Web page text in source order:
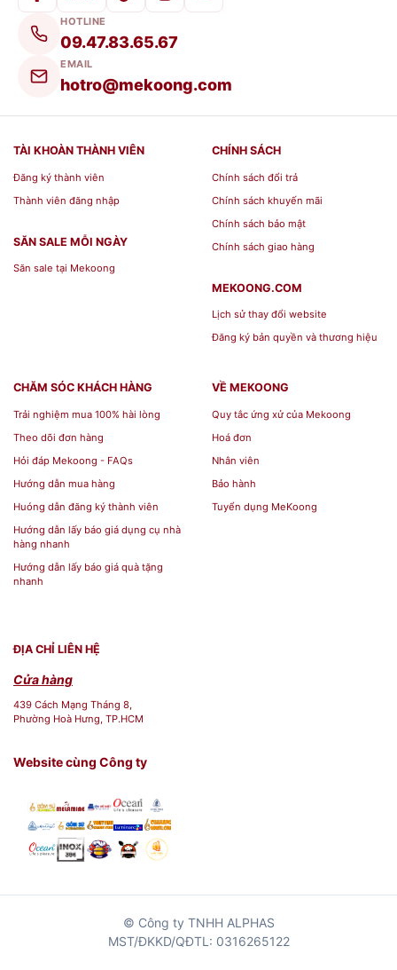
HOTLINE
09.47.83.65.67
EMAIL
hotro@mekoong.com
TÀI KHOÀN THÀNH VIÊN
Đăng ký thành viên
Thành viên đăng nhập
SĂN SALE MỖI NGÀY
Săn sale tại Mekoong
CHÍNH SÁCH
Chính sách đổi trả
Chính sách khuyến mãi
Chính sách bảo mật
Chính sách giao hàng
MEKOONG.COM
Lịch sử thay đổi website
Đăng ký bản quyền và thương hiệu
CHĂM SÓC KHÁCH HÀNG
Trải nghiệm mua 100% hài lòng
Theo dõi đơn hàng
Hỏi đáp Mekoong - FAQs
Hướng dẫn mua hàng
Huóng dẫn đăng ký thành viên
Hướng dẫn lấy báo giá dụng cụ nhà
hàng nhanh
Hướng dẫn lấy báo giá quà tặng
nhanh
VỀ MEKOONG
Quy tắc ứng xử của Mekoong
Hoá đơn
Nhân viên
Bảo hành
Tuyển dụng MeKoong
ĐỊA CHỈ LIÊN HỆ
Cửa hàng
439 Cách Mạng Tháng 8,
Phường Hoà Hưng, TP.HCM
Website cùng Công ty
© Công ty TNHH ALPHAS
MST/ĐKKD/QĐTL: 0316265122